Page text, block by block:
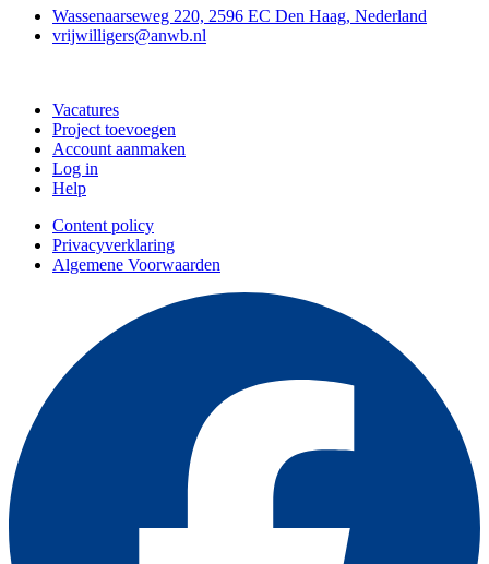
Wassenaarseweg 220, 2596 EC Den Haag, Nederland
vrijwilligers@anwb.nl
Vacatures
Project toevoegen
Account aanmaken
Log in
Help
Content policy
Privacyverklaring
Algemene Voorwaarden